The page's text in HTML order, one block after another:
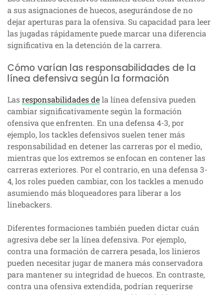
a sus asignaciones de huecos, asegurándose de no
dejar aperturas para la ofensiva. Su capacidad para leer
las jugadas rápidamente puede marcar una diferencia
significativa en la detención de la carrera.
Cómo varían las responsabilidades de la
línea defensiva según la formación
Lasresponsabilidades dela línea defensiva pueden
cambiar significativamente según la formación
ofensiva que enfrenten. En una defensa 4-3, por
ejemplo, los tackles defensivos suelen tener más
responsabilidad en detener las carreras por el medio,
mientras que los extremos se enfocan en contener las
carreras exteriores. Por el contrario, en una defensa 3-
4, los roles pueden cambiar, con los tackles a menudo
asumiendo más bloqueadores para liberar a los
linebackers.
Diferentes formaciones también pueden dictar cuán
agresiva debe ser la línea defensiva. Por ejemplo,
contra una formación de carrera pesada, los linieros
pueden necesitar jugar de manera más conservadora
para mantener su integridad de huecos. En contraste,
contra una ofensiva extendida, podrían requerirse